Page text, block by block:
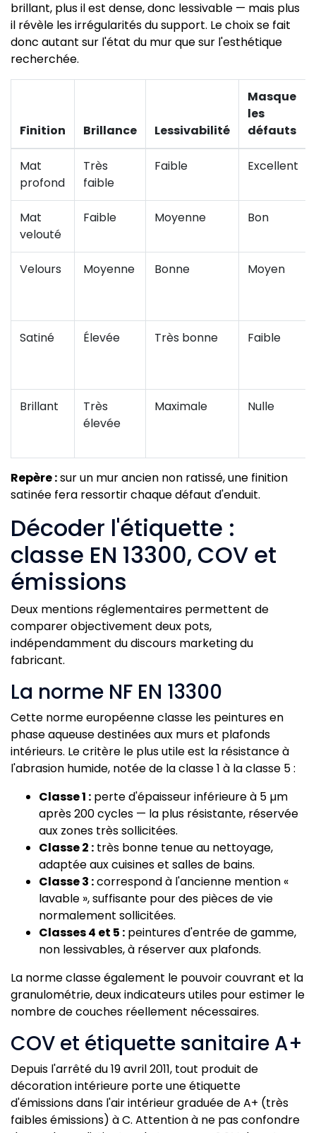
brillant, plus il est dense, donc lessivable — mais plus
il révèle les irrégularités du support. Le choix se fait
donc autant sur l'état du mur que sur l'esthétique
recherchée.
Finition Brillance Lessivabilité
Masque
les
défauts
Mat
profond
Très
faible
Faible Excellent
Mat
velouté
Faible Moyenne Bon
Velours Moyenne Bonne Moyen
Satiné Élevée Très bonne Faible
Brillant
Très
élevée
Maximale Nulle
Repère :sur un mur ancien non ratissé, une finition
satinée fera ressortir chaque défaut d'enduit.
Décoder l'étiquette :
classe EN 13300, COV et
émissions
Deux mentions réglementaires permettent de
comparer objectivement deux pots,
indépendamment du discours marketing du
fabricant.
La norme NF EN 13300
Cette norme européenne classe les peintures en
phase aqueuse destinées aux murs et plafonds
intérieurs. Le critère le plus utile est la résistance à
l'abrasion humide, notée de la classe 1 à la classe 5 :
Classe 1 : perte d'épaisseur inférieure à 5 µm
après 200 cycles — la plus résistante, réservée
aux zones très sollicitées.
Classe 2 : très bonne tenue au nettoyage,
adaptée aux cuisines et salles de bains.
Classe 3 :correspond à l'ancienne mention «
lavable », suffisante pour des pièces de vie
normalement sollicitées.
Classes 4 et 5 : peintures d'entrée de gamme,
non lessivables, à réserver aux plafonds.
La norme classe également le pouvoir couvrant et la
granulométrie, deux indicateurs utiles pour estimer le
nombre de couches réellement nécessaires.
COV et étiquette sanitaire A+
Depuis l'arrêté du 19 avril 2011, tout produit de
décoration intérieure porte une étiquette
d'émissions dans l'air intérieur graduée de A+ (très
faibles émissions) à C. Attention à ne pas confondre